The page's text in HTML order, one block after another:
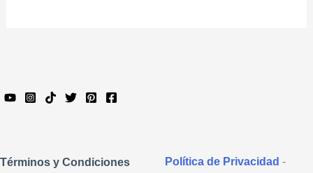
Términos y Condiciones Política de Privacidad -